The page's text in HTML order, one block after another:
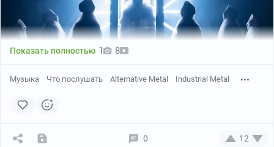
Показать полностью 1 8
Музыка Что послушать Alternative Metal Industrial Metal
0 12